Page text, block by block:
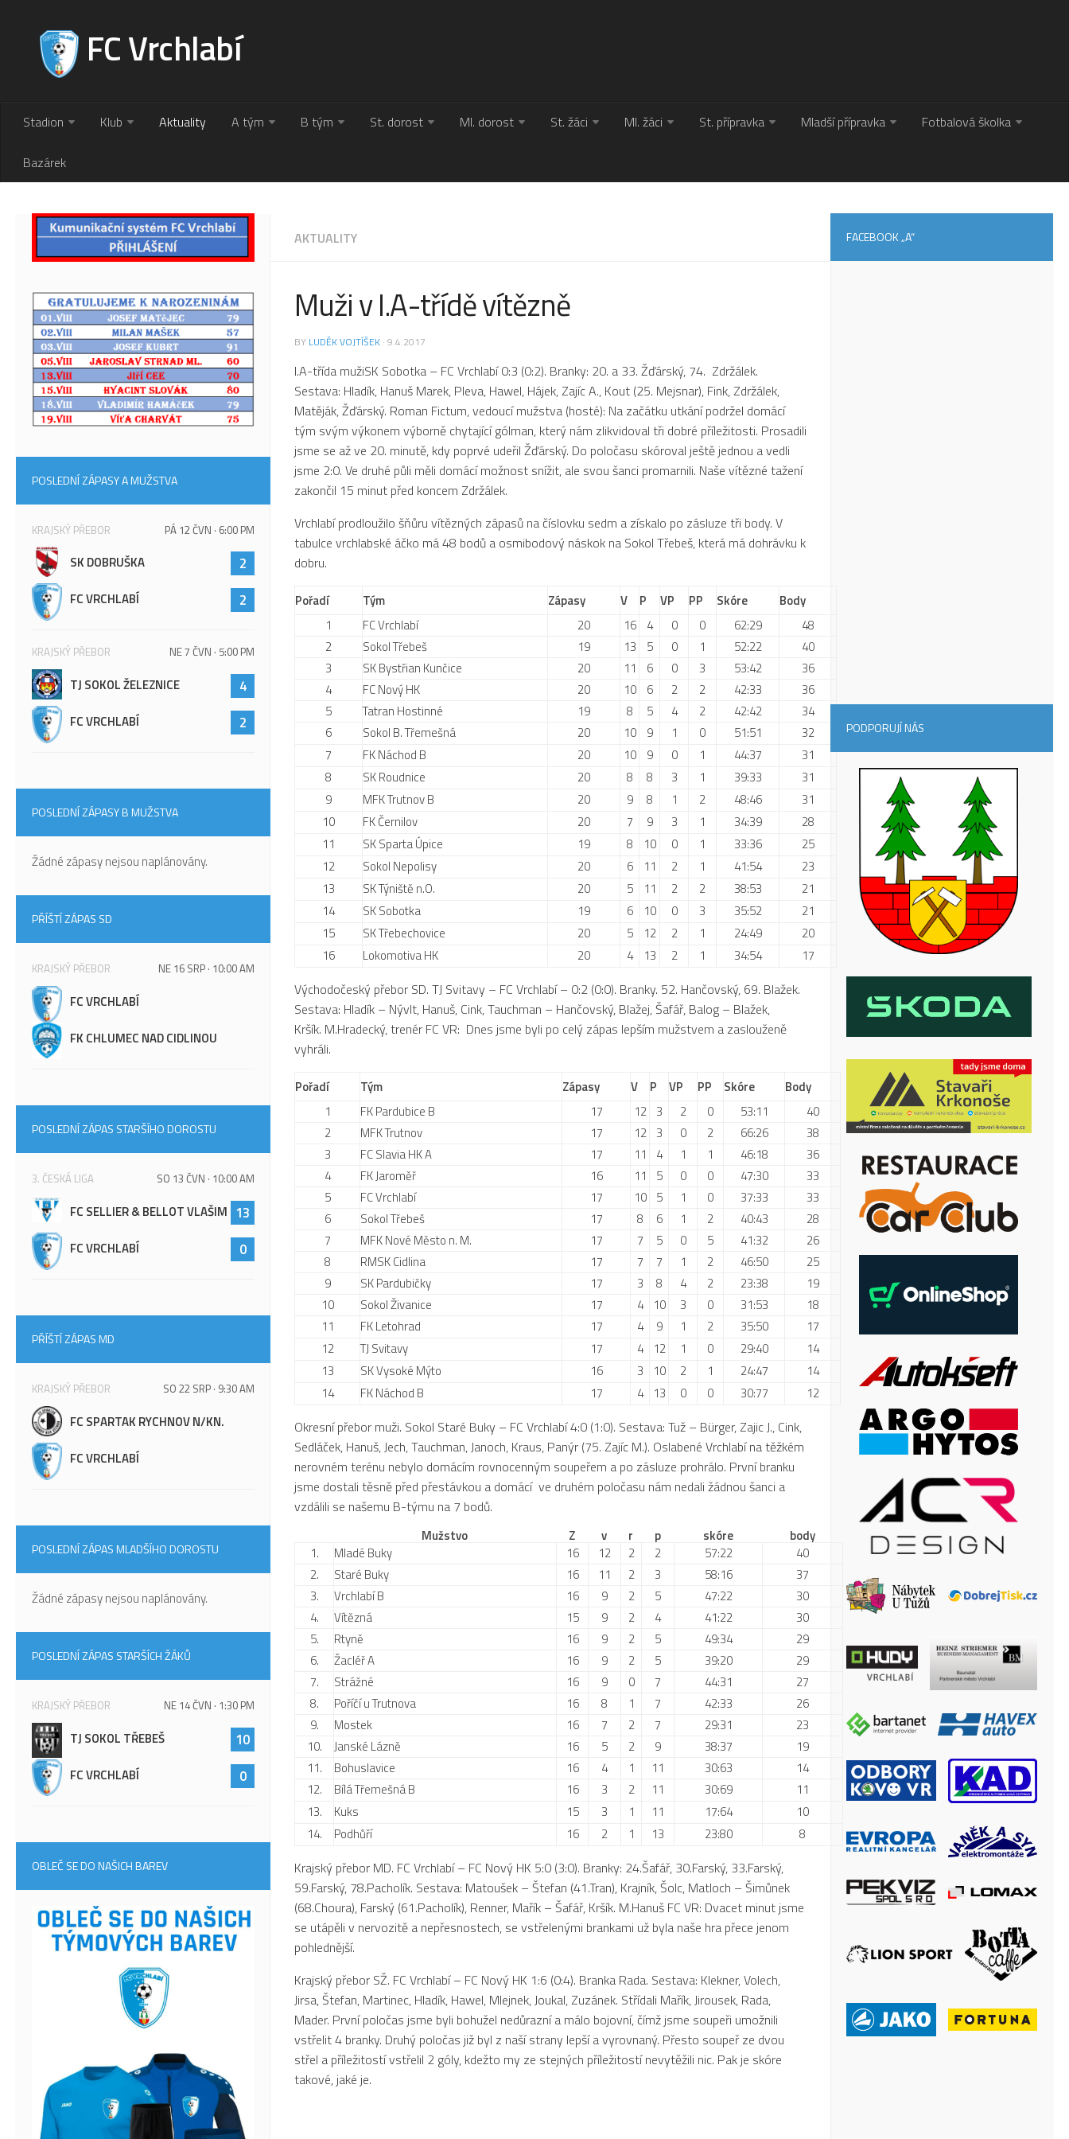
FC Vrchlabí
Stadion Klub Aktuality A tým B tým St. dorost Ml. dorost St. žáci Ml. žáci St. přípravka Mladší přípravka Fotbalová školka
Bazárek
AKTUALITY
Muži v I.A-třídě vítězně
BY LUDĚK VOJTÍŠEK · 9.4.2017
I.A-třída mužiSK Sobotka – FC Vrchlabí 0:3 (0:2). Branky: 20. a 33. Žďárský, 74. Zdržálek.
Sestava: Hladík, Hanuš Marek, Pleva, Hawel, Hájek, Zajíc A., Kout (25. Mejsnar), Fink, Zdržálek,
Matěják, Žďárský. Roman Fictum, vedoucí mužstva (hosté): Na začátku utkání podržel domácí
tým svým výkonem výborně chytající gólman, který nám zlikvidoval tři dobré příležitosti. Prosadili
jsme se až ve 20. minutě, kdy poprvé udeřil Žďárský. Do poločasu skóroval ještě jednou a vedli
jsme 2:0. Ve druhé půli měli domácí možnost snížit, ale svou šanci promarnili. Naše vítězné tažení
zakončil 15 minut před koncem Zdržálek.
Vrchlabí prodloužilo šňůru vítězných zápasů na číslovku sedm a získalo po zásluze tři body. V
tabulce vrchlabské áčko má 48 bodů a osmibodový náskok na Sokol Třebeš, která má dohrávku k
dobru.
Pořadí Tým Zápasy V P VP PP Skóre
Body
1
FC Vrchlabí 20 16 4 0 0 62:29
48
2
Sokol Třebeš 19 13 5 0 1 52:22
40
3
SK Bystřian Kunčice 20 11 6 0 3 53:42
36
4
FC Nový HK 20 10 6 2 2 42:33
36
5
Tatran Hostinné 19 8 5 4 2 42:42
34
6
Sokol B. Třemešná 20 10 9 1 0 51:51
32
7
FK Náchod B 20 10 9 0 1 44:37
31
8
SK Roudnice 20 8 8 3 1 39:33
31
9
MFK Trutnov B 20 9 8 1 2 48:46
31
10
FK Černilov 20 7 9 3 1 34:39
28
11
SK Sparta Úpice 19 8 10 0 1 33:36
25
12
Sokol Nepolisy 20 6 11 2 1 41:54
23
13
SK Týniště n.O. 20 5 11 2 2 38:53
21
14
SK Sobotka 19 6 10 0 3 35:52
21
15
SK Třebechovice 20 5 12 2 1 24:49
20
16
Lokomotiva HK 20 4 13 2 1 34:54 17
Východočeský přebor SD. TJ Svitavy – FC Vrchlabí – 0:2 (0:0). Branky. 52. Hančovský, 69. Blažek.
Sestava: Hladík – Nývlt, Hanuš, Cink, Tauchman – Hančovský, Blažej, Šafář, Balog – Blažek,
Kršík. M.Hradecký, trenér FC VR: Dnes jsme byli po celý zápas lepším mužstvem a zaslouženě
vyhráli.
Pořadí Tým Zápasy V P VP PP Skóre
Body
1
FK Pardubice B 17 12 3 2 0 53:11
40
2
MFK Trutnov 17 12 3 0 2 66:26
38
3
FC Slavia HK A 17 11 4 1 1 46:18
36
4
FK Jaroměř 16 11 5 0 0 47:30
33
5
FC Vrchlabí 17 10 5 1 0 37:33
33
6
Sokol Třebeš 17 8 6 1 2 40:43
28
7
MFK Nové Město n. M. 17 7 5 0 5 41:32
26
8
RMSK Cidlina 17 7 7 1 2 46:50
25
9
SK Pardubičky 17 3 8 4 2 23:38
19
10
Sokol Živanice 17 4 10 3 0 31:53
18
11
FK Letohrad 17 4 9 1 2 35:50
17
12
TJ Svitavy 17 4 12 1 0 29:40
14
13
SK Vysoké Mýto 16 3 10 2 1 24:47
14
14
FK Náchod B 17 4 13 0 0 30:77 12
Okresní přebor muži. Sokol Staré Buky – FC Vrchlabí 4:0 (1:0). Sestava: Tuž – Bürger, Zajic J., Cink,
Sedláček, Hanuš, Jech, Tauchman, Janoch, Kraus, Panýr (75. Zajíc M.). Oslabené Vrchlabí na těžkém
nerovném terénu nebylo domácím rovnocenným soupeřem a po zásluze prohrálo. První branku
jsme dostali těsně před přestávkou a domácí ve druhém poločasu nám nedali žádnou šanci a
vzdálili se našemu B-týmu na 7 bodů.
Mužstvo Z v r p skóre
body
1.
Mladé Buky 16 12 2 2 57:22
40
2.
Staré Buky 16 11 2 3 58:16
37
3.
Vrchlabí B 16 9 2 5 47:22
30
4.
Vítězná 15 9 2 4 41:22
30
5.
Rtyně 16 9 2 5 49:34
29
6.
Žacléř A 16 9 2 5 39:20
29
7.
Strážné 16 9 0 7 44:31
27
8.
Poříčí u Trutnova 16 8 1 7 42:33
26
9.
Mostek 16 7 2 7 29:31
23
10.
Janské Lázně 16 5 2 9 38:37
19
11.
Bohuslavice 16 4 1 11 30:63
14
12.
Bílá Třemešná B 16 3 2 11 30:69
11
13.
Kuks 15 3 1 11 17:64
10
14.
Podhůří 16 2 1 13 23:80 8
Krajský přebor MD. FC Vrchlabí – FC Nový HK 5:0 (3:0). Branky: 24.Šafář, 30.Farský, 33.Farský,
59.Farský, 78.Pacholík. Sestava: Matoušek – Štefan (41.Tran), Krajník, Šolc, Matloch – Šimůnek
(68.Choura), Farský (61.Pacholík), Renner, Mařík – Šafář, Kršík. M.Hanuš FC VR: Dvacet minut jsme
se utápěli v nervozitě a nepřesnostech, se vstřelenými brankami už byla naše hra přece jenom
pohlednější.
Krajský přebor SŽ. FC Vrchlabí – FC Nový HK 1:6 (0:4). Branka Rada. Sestava: Klekner, Volech,
Jirsa, Štefan, Martinec, Hladík, Hawel, Mlejnek, Joukal, Zuzánek. Střídali Mařík, Jirousek, Rada,
Mader. První poločas jsme byli bohužel nedůrazní a málo bojovní, čímž jsme soupeři umožnili
vstřelit 4 branky. Druhý poločas již byl z naší strany lepší a vyrovnaný. Přesto soupeř ze dvou
střel a příležitostí vstřelil 2 góly, kdežto my ze stejných příležitostí nevytěžili nic. Pak je skóre
takové, jaké je.
POSLEDNÍ ZÁPASY A MUŽSTVA
KRAJSKÝ PŘEBOR PÁ 12 ČVN · 6:00 PM
SK DOBRUŠKA 2
FC VRCHLABÍ 2
KRAJSKÝ PŘEBOR NE 7 ČVN · 5:00 PM
TJ SOKOL ŽELEZNICE 4
FC VRCHLABÍ 2
POSLEDNÍ ZÁPASY B MUŽSTVA
Žádné zápasy nejsou naplánovány.
PŘÍŠTÍ ZÁPAS SD
KRAJSKÝ PŘEBOR NE 16 SRP · 10:00 AM
FC VRCHLABÍ
FK CHLUMEC NAD CIDLINOU
POSLEDNÍ ZÁPAS STARŠÍHO DOROSTU
3. ČESKÁ LIGA SO 13 ČVN · 10:00 AM
FC SELLIER & BELLOT VLAŠIM 13
FC VRCHLABÍ 0
PŘÍŠTÍ ZÁPAS MD
KRAJSKÝ PŘEBOR SO 22 SRP · 9:30 AM
FC SPARTAK RYCHNOV N/KN.
FC VRCHLABÍ
POSLEDNÍ ZÁPAS MLADŠÍHO DOROSTU
Žádné zápasy nejsou naplánovány.
POSLEDNÍ ZÁPAS STARŠÍCH ŽÁKŮ
KRAJSKÝ PŘEBOR NE 14 ČVN · 1:30 PM
TJ SOKOL TŘEBEŠ 10
FC VRCHLABÍ 0
OBLEČ SE DO NAŠICH BAREV
FACEBOOK „A“
PODPORUJÍ NÁS